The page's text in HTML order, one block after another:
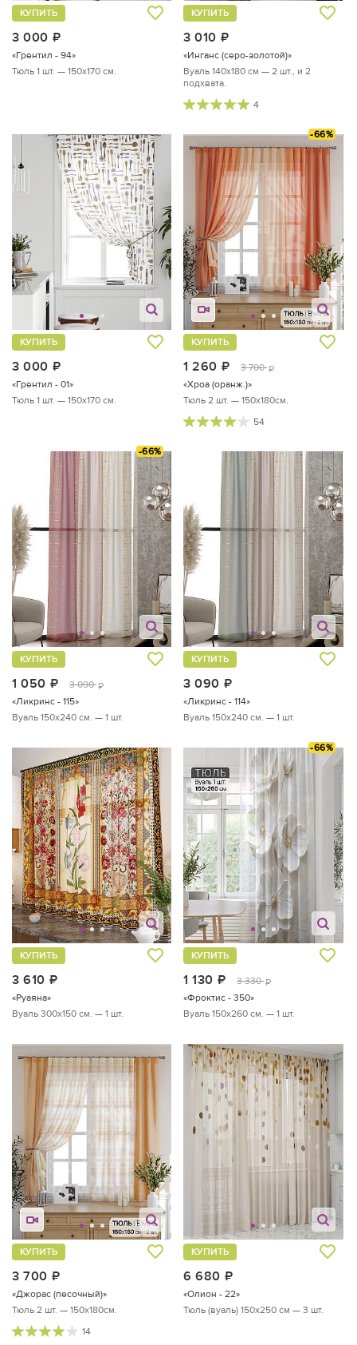
3 000
КУПИТЬ
«Грентил - 94»
Тюль 1 шт. — 150х170 см.
3 010
КУПИТЬ
«Инганс (серо-золотой)»
Вуаль 140х180 см — 2 шт., и 2
подхвата.
4
3 000
КУПИТЬ
«Грентил - 01»
Тюль 1 шт. — 150х170 см.
-66%
1 260 руб.
3 700 руб.
КУПИТЬ
«Хроа (оранж.)»
Тюль 2 шт. — 150х180см.
54
-66%
1 050 руб.
3 090 руб.
КУПИТЬ
«Ликринс - 115»
Вуаль 150х240 см. — 1 шт.
3 090
КУПИТЬ
«Ликринс - 114»
Вуаль 150х240 см. — 1 шт.
3 610
КУПИТЬ
«Руаяна»
Вуаль 300х150 см. — 1 шт.
-66%
1 130 руб.
3 330 руб.
КУПИТЬ
«Фроктис - 350»
Вуаль 150х260 см. — 1 шт.
3 700
КУПИТЬ
«Джорас (песочный)»
Тюль 2 шт. — 150х180см.
14
6 680
КУПИТЬ
«Олион - 22»
Тюль (вуаль) 150х250 см — 3 шт.